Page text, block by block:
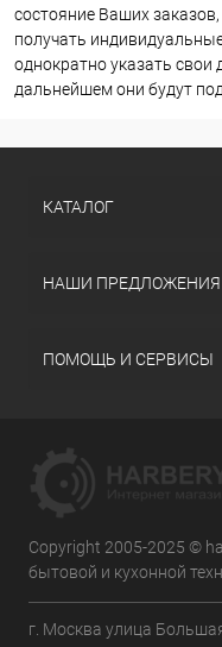
состояние Ваших
получать
однократно указать свои
дальнейшем они будут
КАТАЛОГ
НАШИ ПРЕДЛОЖЕНИЯ
ПОМОЩЬ И СЕРВИСЫ
Copyright 2005-2025 ©
бытовой и кухонной
г. Москва улица